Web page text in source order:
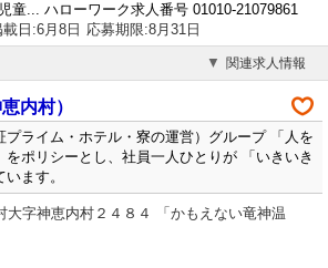
童... ハローワーク求人番号 01010-21079861
日:6月8日 応募期限:8月31日
関連求人情報
内村）
プライム・ホテル・寮の運営）グループ 「人を
をポリシーとし、社員一人ひとりが 「いきいき
ます。
大字神恵内村２４８４ 「かもえない竜神温